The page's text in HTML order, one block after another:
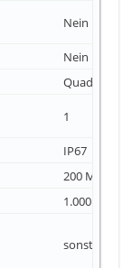
Nein
Nein
Quader
1
IP67
200
1.000 Hertz
sonstige